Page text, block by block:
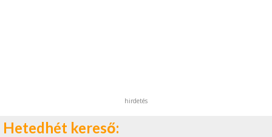
hirdetés
Hetedhét kereső: